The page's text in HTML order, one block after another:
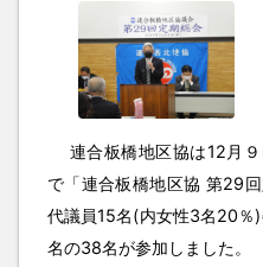
連合板橋地区協は12月９
で「連合板橋地区協 第29
代議員15名(内女性3名20％
名の38名が参加しました。